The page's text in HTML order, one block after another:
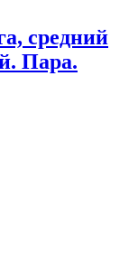
средний
Пара.